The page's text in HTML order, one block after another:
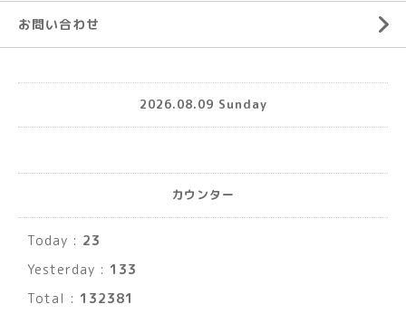
お問い合わせ
2026.08.09 Sunday
カウンター
Today : 23
Yesterday : 133
Total : 132381